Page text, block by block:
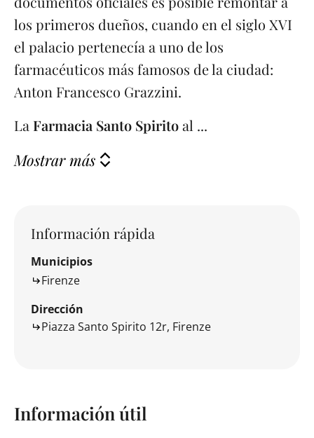
los primeros dueños, cuando en el siglo XVI
el palacio pertenecía a uno de los
farmacéuticos más famosos de la ciudad:
Anton Francesco Grazzini.
La Farmacia Santo Spiritoal ...
Mostrar más
Información rápida
Municipios
Firenze
Dirección
Piazza Santo Spirito 12r, Firenze
Información útil